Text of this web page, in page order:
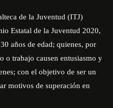
de la Juventud (ITJ)
Estatal de la Juventud 2020,
años de edad; quienes, por
o trabajo causen entusiasmo y
con el objetivo de ser un
motivos de superación en